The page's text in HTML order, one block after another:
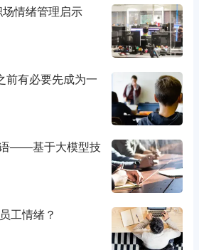
场情绪管理启示
前有必要先成为一
语——基于大模型技
工情绪？